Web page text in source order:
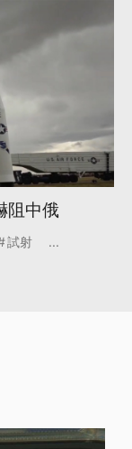
阻中俄
試射 ...